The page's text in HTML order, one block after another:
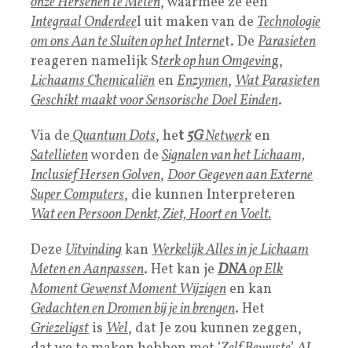
Integraal Onderdeel uit maken van de Technologie
om ons Aan te Sluiten op het Internet. De Parasieten
reageren namelijk Sterk op hun Omgeving,
Lichaams Chemicaliën en Enzymen, Wat Parasieten
Geschikt maakt voor Sensorische Doel Einden.
Via deQuantum Dots, het5GNetwerk en
Satellietenworden de Signalen van het Lichaam,
Inclusief Hersen Golven, Door Gegeven aan Externe
Super Computers, die kunnen Interpreteren
Wat een Persoon Denkt, Ziet, Hoort en Voelt.
Deze Uitvindingkan Werkelijk Alles in je Lichaam
Meten en Aanpassen. Het kan je DNAop Elk
Moment Gewenst Moment Wijzigen en kan
Gedachten en Dromen bij je in brengen. Het
Griezeligst is Wel, dat Je zou kunnen zeggen,